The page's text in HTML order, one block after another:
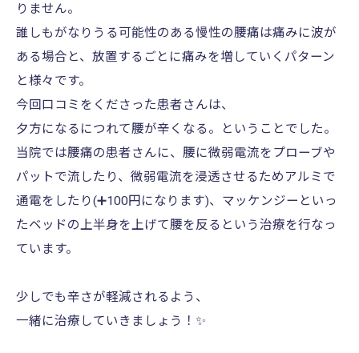
りません。
誰しもがなりうる可能性のある慢性の腰痛は痛みに波が
ある場合と、放置するごとに痛みを増していくパターン
と様々です。
今回口コミをくださった患者さんは、
夕方になるにつれて腰が辛くなる。ということでした。
当院では腰痛の患者さんに、腰に微弱電流をプローブや
パットで流したり、微弱電流を浸透させるためアルミで
通電をしたり(➕100円になります)、マッケンジーといっ
たベッドの上半身を上げて腰を反るという治療を行なっ
ています。
少しでも辛さが軽減されるよう、
一緒に治療していきましょう！✨